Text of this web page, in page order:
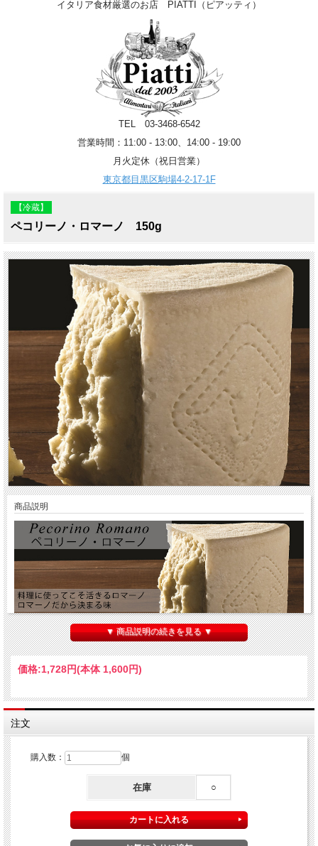
イタリア食材厳選のお店 PIATTI（ピアッティ）
TEL 03-3468-6542
営業時間：11:00 - 13:00、14:00 - 19:00
月火定休（祝日営業）
東京都目黒区駒場4-2-17-1F
【冷蔵】
ペコリーノ・ロマーノ 150g
商品説明
カルボナーラやアマトリチャーナ、カチョエペペといった料理には欠かせないチ
ーズが、ペコリーノ・ロマーノです。
そのまま食べるには塩気が強く旨味も少ないのですが、このチーズを削ってカル
ぐっと味が決まるのです。
まさに組み合わせの妙と言えるでしょう。
ペコリーノの、しかもロマーノならではの替え難い出来栄えを是非お試しくださ
い。
▼ 商品説明の続きを見る ▼
価格:1,728円(本体 1,600円)
注文
購入数： 個
在庫 ○